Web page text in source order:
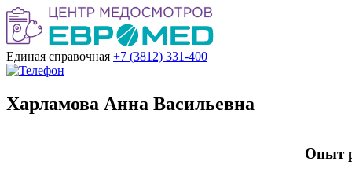
Единая справочная +7 (3812) 331-400
Харламова Анна Васильевна
Опыт